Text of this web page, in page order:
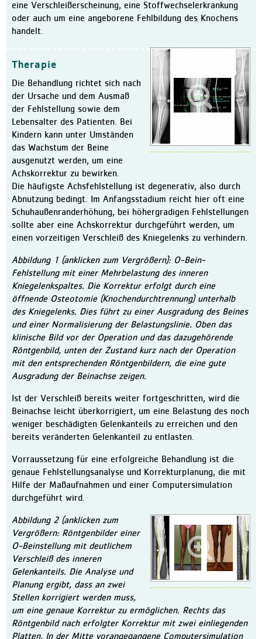
eine Verschleißerscheinung, eine Stoffwechselerkrankung
oder auch um eine angeborene Fehlbildung des Knochens
handelt.
Therapie
Die Behandlung richtet sich nach
der Ursache und dem Ausmaß
der Fehlstellung sowie dem
Lebensalter des Patienten. Bei
Kindern kann unter Umständen
das Wachstum der Beine
ausgenutzt werden, um eine
Achskorrektur zu bewirken.
Die häufigste Achsfehlstellung ist degenerativ, also durch
Abnutzung bedingt. Im Anfangsstadium reicht hier oft eine
Schuhaußenranderhöhung, bei höhergradigen Fehlstellungen
sollte aber eine Achskorrektur durchgeführt werden, um
einen vorzeitigen Verschleiß des Kniegelenks zu verhindern.
Abbildung 1 (anklicken zum Vergrößern): O-Bein-
Fehlstellung mit einer Mehrbelastung des inneren
Kniegelenkspaltes. Die Korrektur erfolgt durch eine
öffnende Osteotomie (Knochendurchtrennung) unterhalb
des Kniegelenks. Dies führt zu einer Ausgradung des Beines
und einer Normalisierung der Belastungslinie. Oben das
klinische Bild vor der Operation und das dazugehörende
Röntgenbild, unten der Zustand kurz nach der Operation
mit den entsprechenden Röntgenbildern, die eine gute
Ausgradung der Beinachse zeigen.
Ist der Verschleiß bereits weiter fortgeschritten, wird die
Beinachse leicht überkorrigiert, um eine Belastung des noch
weniger beschädigten Gelenkanteils zu erreichen und den
bereits veränderten Gelenkanteil zu entlasten.
Vorraussetzung für eine erfolgreiche Behandlung ist die
genaue Fehlstellungsanalyse und Korrekturplanung, die mit
Hilfe der Maßaufnahmen und einer Computersimulation
durchgeführt wird.
Abbildung 2 (anklicken zum
Vergrößern: Röntgenbilder einer
O-Beinstellung mit deutlichem
Verschleiß des inneren
Gelenkanteils. Die Analyse und
Planung ergibt, dass an zwei
Stellen korrigiert werden muss,
um eine genaue Korrektur zu ermöglichen. Rechts das
Röntgenbild nach erfolgter Korrektur mit zwei einliegenden
Platten. In der Mitte vorangegangene Computersimulation